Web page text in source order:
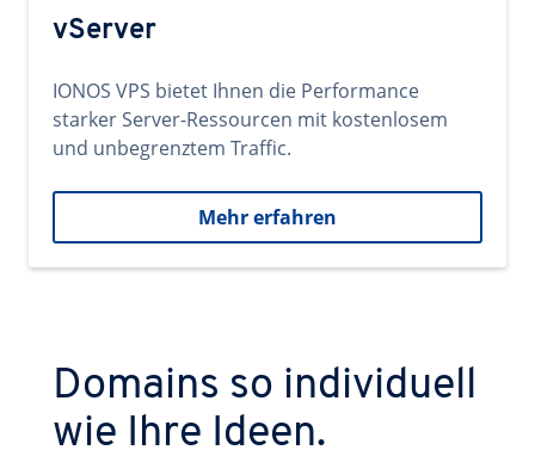
vServer
IONOS VPS bietet Ihnen die Performance
starker Server-Ressourcen mit kostenlosem
und unbegrenztem Traffic.
Mehr erfahren
Domains so individuell
wie Ihre Ideen.